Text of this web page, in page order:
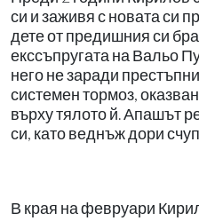
си и заживя с новата си
дете от предишния си
екссъпругата на Вальо
него не заради
системен тормоз,
върху тялото й. Апашът
си, като веднъж дори
В края на февруари